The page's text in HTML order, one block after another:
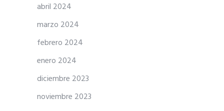
abril 2024
marzo 2024
febrero 2024
enero 2024
diciembre 2023
noviembre 2023